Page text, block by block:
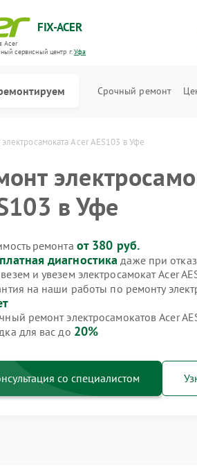
FIX-ACER
Acer
cервисный центр г.Уфа
Срочный ремонт
Acer AES103 в Уфе
в Уфе
ремонта от 380 руб.
диагностика даже при
и увезем электросамокат Acer
на наши работы по ремонту
ремонт электросамокатов Acer
для вас до 20%
со специалистом